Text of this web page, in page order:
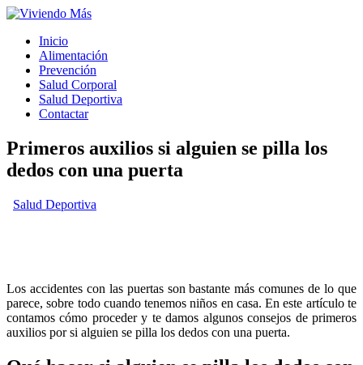
Inicio
Alimentación
Prevención
Salud Corporal
Salud Deportiva
Contactar
Primeros auxilios si alguien se pilla los
dedos con una puerta
Salud Deportiva
Los accidentes con las puertas son bastante más comunes de lo que
parece, sobre todo cuando tenemos niños en casa. En este artículo te
contamos cómo proceder y te damos algunos consejos de primeros
auxilios por si alguien se pilla los dedos con una puerta.